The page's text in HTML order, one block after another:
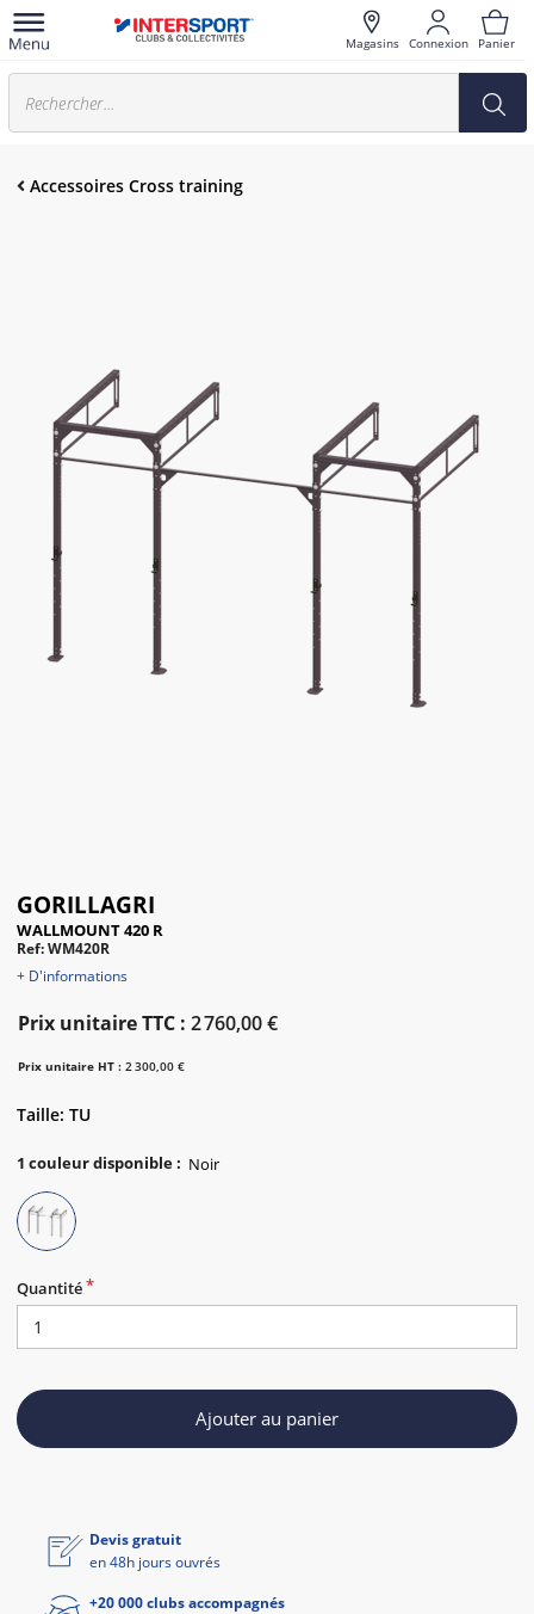
Magasins Connexion Panier
Accessoires Cross training
GORILLAGRI
WALLMOUNT 420 R
Ref: WM420R
+ D'informations
Prix unitaire TTC : 2 760,00 €
Prix unitaire HT : 2 300,00 €
Taille: TU
1 couleur disponible:
Quantité
Ajouter au panier
Devis gratuit
en 48h jours ouvrés
+20 000 clubs accompagnés